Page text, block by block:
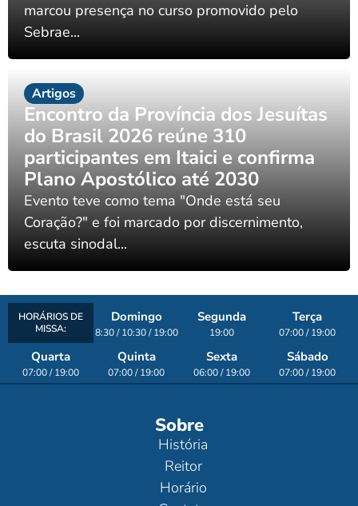
marcou presença no curso promovido pelo
Sebrae...
Artigos
Encontro da Província dos Jesuítas
do Brasil 2026 reúne 310
participantes em Itaici e confirma
Plano Apostólico até 2030
Evento teve como tema "Onde está seu
Coração?" e foi marcado por discernimento,
escuta sinodal...
HORÁRIOS DE
MISSA:
Domingo
8:30 / 10:30 / 19:00
Segunda
19:00
Terça
07:00 / 19:00
Quarta
07:00 / 19:00
Quinta
07:00 / 19:00
Sexta
06:00 / 19:00
Sábado
07:00 / 19:00
Sobre
História
Reitor
Horário